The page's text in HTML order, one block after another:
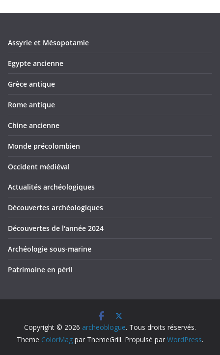
Assyrie et Mésopotamie
Egypte ancienne
Grèce antique
Rome antique
Chine ancienne
Monde précolombien
Occident médiéval
Actualités archéologiques
Découvertes archéologiques
Découvertes de l'année 2024
Archéologie sous-marine
Patrimoine en péril
Copyright © 2026 archeoblogue. Tous droits réservés.
Theme ColorMag par ThemeGrill. Propulsé par WordPress.